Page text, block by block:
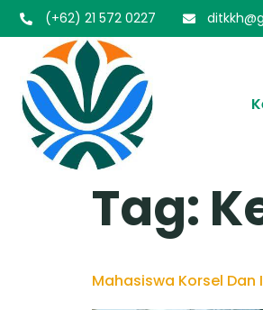
(+62) 21 572 0227
Tag:
Mahasiswa Korsel Dan